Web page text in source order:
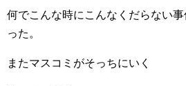
何でこんな時にこんなくだらない
った。
またマスコミがそっちにいく